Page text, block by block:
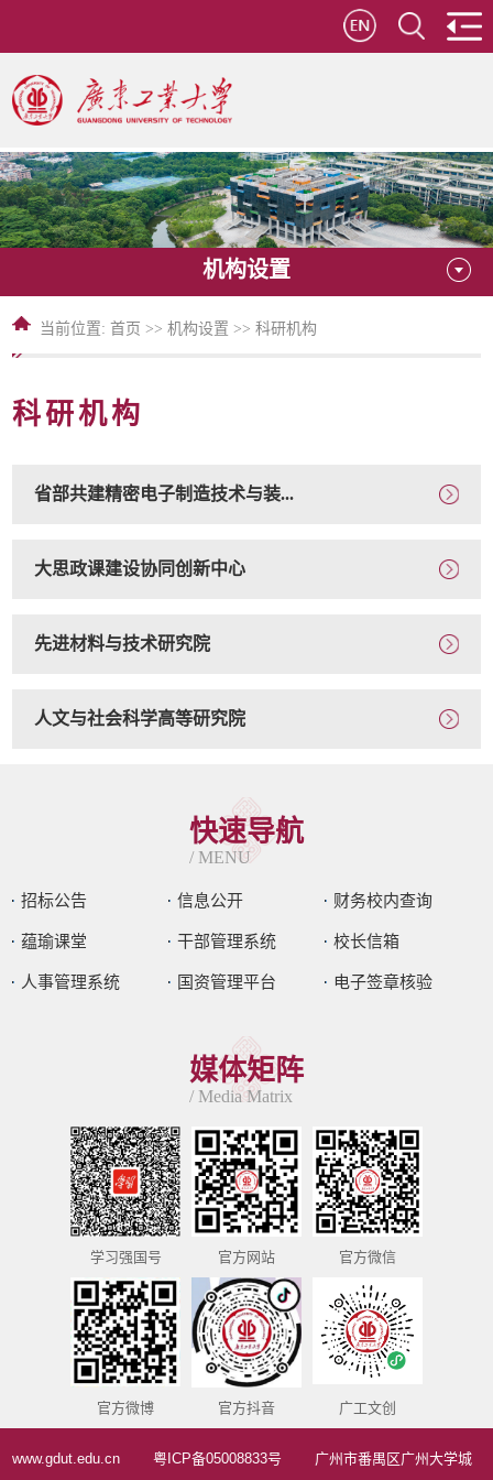
机构设置
当前位置:首页 >>机构设置 >>科研机构
科研机构
省部共建精密电子制造技术与装...
大思政课建设协同创新中心
先进材料与技术研究院
人文与社会科学高等研究院
快速导航
/ MENU
招标公告 信息公开 财务校内查询
蕴瑜课堂 干部管理系统 校长信箱
人事管理系统 国资管理平台 电子签章核验
媒体矩阵
/ Media Matrix
学习强国号 官方网站 官方微信
官方微博 官方抖音 广工文创
www.gdut.edu.cn 粤ICP备05008833号 广州市番禺区广州大学城